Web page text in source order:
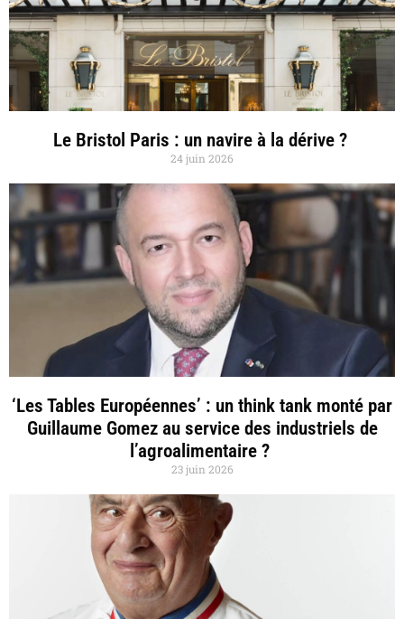
Le Bristol Paris : un navire à la dérive ?
24 juin 2026
‘Les Tables Européennes’ : un think tank monté par
Guillaume Gomez au service des industriels de
l’agroalimentaire ?
23 juin 2026